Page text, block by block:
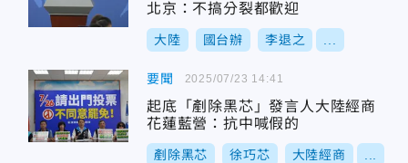
北京：不搞分裂都歡迎
大陸 國台辦 李退之
要聞
起底「剷除黑芯」發言人大陸經商
花蓮藍營：抗中喊假的
剷除黑芯 徐巧芯 大陸經商
2025/07/23 14:41